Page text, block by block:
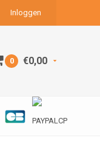
Inloggen
0 €0,00